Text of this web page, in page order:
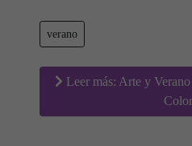
verano
Leer más: Arte y